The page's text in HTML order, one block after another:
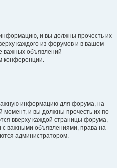
и вы должны прочесть их
каждого из форумов и в вашем
важных объявлений
конференции.
информацию для форума, на
момент, и вы должны прочесть их по
вверху каждой страницы форума,
с важными объявлениями, права на
администратором.